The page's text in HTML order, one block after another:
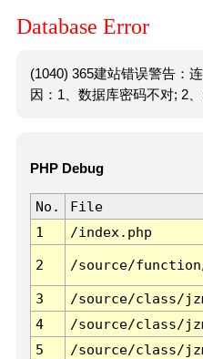
Database Error
(1040) 365建站错误警告：
因：1、数据库密码不对; 2、
PHP Debug
No. File
1
/index.php
2 /source/
3 /source/class/
4
/source/class/
5
/source/class/